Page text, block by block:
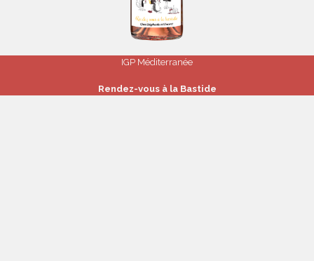
IGP Méditerranée
Rendez-vous à la Bastide